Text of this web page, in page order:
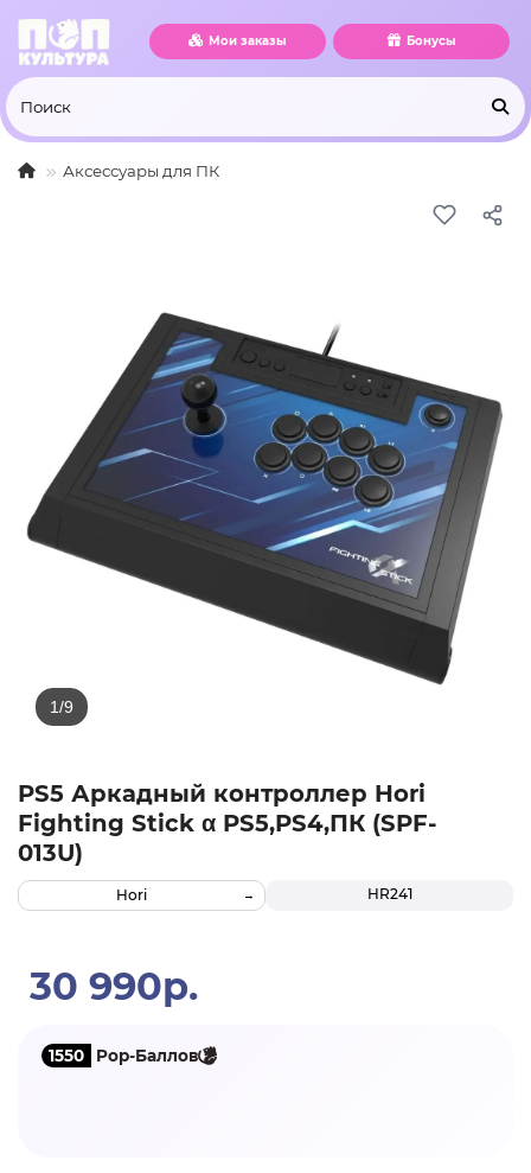
Мои заказы Бонусы
Аксессуары для ПК
PS5 Аркадный контроллер Hori
Fighting Stick α PS5,PS4,ПК (SPF-
013U)
HR241
Hori
30 990р.
1550 Pop-Баллов